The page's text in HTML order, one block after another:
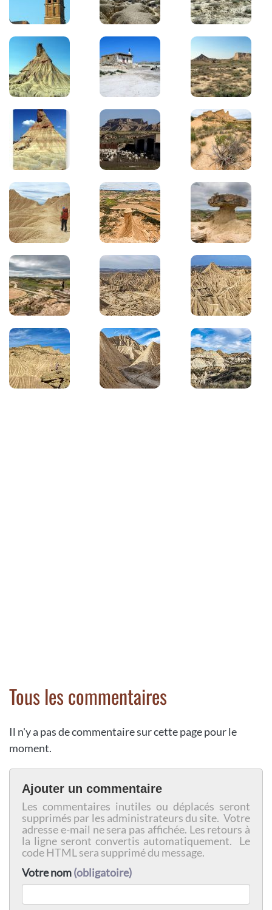
Tous les commentaires
Il n'y a pas de commentaire sur cette page pour le
moment.
Ajouter un commentaire
Les commentaires inutiles ou déplacés seront
supprimés par les administrateurs du site. Votre
adresse e-mail ne sera pas affichée. Les retours à
la ligne seront convertis automatiquement. Le
code HTML sera supprimé du message.
Votre nom(obligatoire)